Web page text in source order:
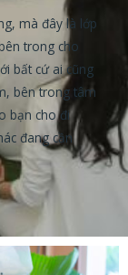
mà đây là lớp
trong cho
bất cứ ai cũng
bên trong tâm
bạn cho đi
đang cần